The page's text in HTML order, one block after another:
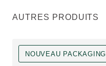
AUTRES PRODUITS
NOUVEAU PACKAGING